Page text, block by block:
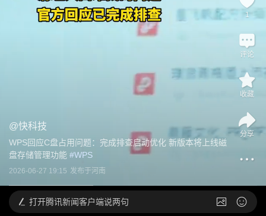
@快科技
WPS回应C盘占用问题：完成排查启动优化 新版本将上线磁
盘存储管理功能 #WPS
2026-06-27 19:15 发布于河南
1
评论
收藏
分享
打开腾讯新闻客户端说两句